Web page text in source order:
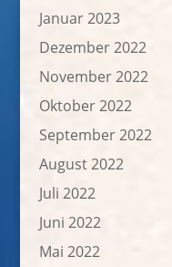
Januar 2023
Dezember 2022
November 2022
Oktober 2022
September 2022
August 2022
Juli 2022
Juni 2022
Mai 2022